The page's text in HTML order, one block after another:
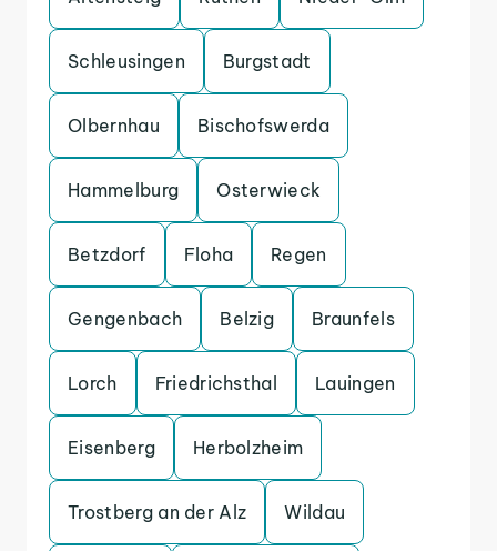
Schleusingen Burgstadt
Olbernhau Bischofswerda
Hammelburg Osterwieck
Betzdorf Floha Regen
Gengenbach Belzig Braunfels
Lorch Friedrichsthal Lauingen
Eisenberg Herbolzheim
Trostberg an der Alz Wildau